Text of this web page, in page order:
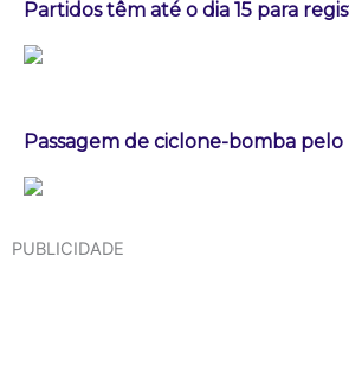
Partidos têm até o dia 15 para
Passagem de ciclone-bomba
PUBLICIDADE